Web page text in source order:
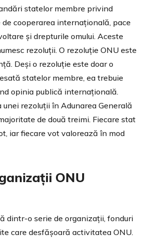
statelor membre privind
cooperarea internațională, pace
și drepturile omului. Aceste
rezoluții. O rezoluție ONU este
Deși o rezoluție este doar o
statelor membre, ea trebuie
opinia publică internațională.
unei rezoluții în Adunarea Generală
de două treimi. Fiecare stat
iar fiecare vot valorează în mod
ONU
dintr-o serie de organizații, fonduri
care desfășoară activitatea ONU.